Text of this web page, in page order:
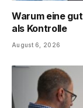
Warum eine
als Kontrolle
August 6, 2026